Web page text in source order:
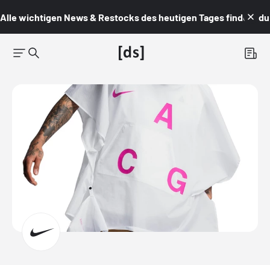
Alle wichtigen News & Restocks des heutigen Tages findest du